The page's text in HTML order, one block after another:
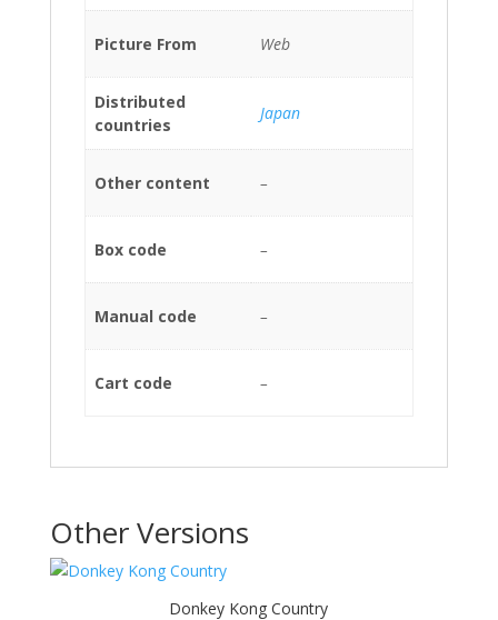
Picture From Web
Distributed
countries
Japan
Other content –
Box code –
Manual code –
Cart code –
Other Versions
Donkey Kong Country